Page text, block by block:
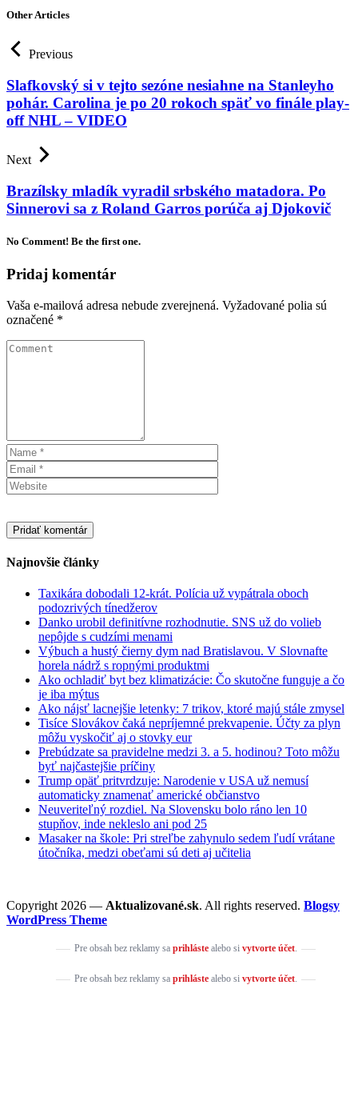
Other Articles
Previous
Slafkovský si v tejto sezóne nesiahne na Stanleyho
pohár. Carolina je po 20 rokoch späť vo finále play-
off NHL – VIDEO
Next
Brazílsky mladík vyradil srbského matadora. Po
Sinnerovi sa z Roland Garros porúča aj Djokovič
No Comment! Be the first one.
Pridaj komentár
Vaša e-mailová adresa nebude zverejnená. Vyžadované polia sú
označené *
Najnovšie články
Taxikára dobodali 12-krát. Polícia už vypátrala oboch
podozrivých tínedžerov
Danko urobil definitívne rozhodnutie. SNS už do volieb
nepôjde s cudzími menami
Výbuch a hustý čierny dym nad Bratislavou. V Slovnafte
horela nádrž s ropnými produktmi
Ako ochladiť byt bez klimatizácie: Čo skutočne funguje a čo
je iba mýtus
Ako nájsť lacnejšie letenky: 7 trikov, ktoré majú stále zmysel
Tisíce Slovákov čaká nepríjemné prekvapenie. Účty za plyn
môžu vyskočiť aj o stovky eur
Prebúdzate sa pravidelne medzi 3. a 5. hodinou? Toto môžu
byť najčastejšie príčiny
Trump opäť pritvrdzuje: Narodenie v USA už nemusí
automaticky znamenať americké občianstvo
Neuveriteľný rozdiel. Na Slovensku bolo ráno len 10
stupňov, inde nekleslo ani pod 25
Masaker na škole: Pri streľbe zahynulo sedem ľudí vrátane
útočníka, medzi obeťami sú deti aj učitelia
Copyright 2026 — Aktualizované.sk. All rights reserved. Blogsy
WordPress Theme
Pre obsah bez reklamy sa prihlástealebo si vytvorte účet.